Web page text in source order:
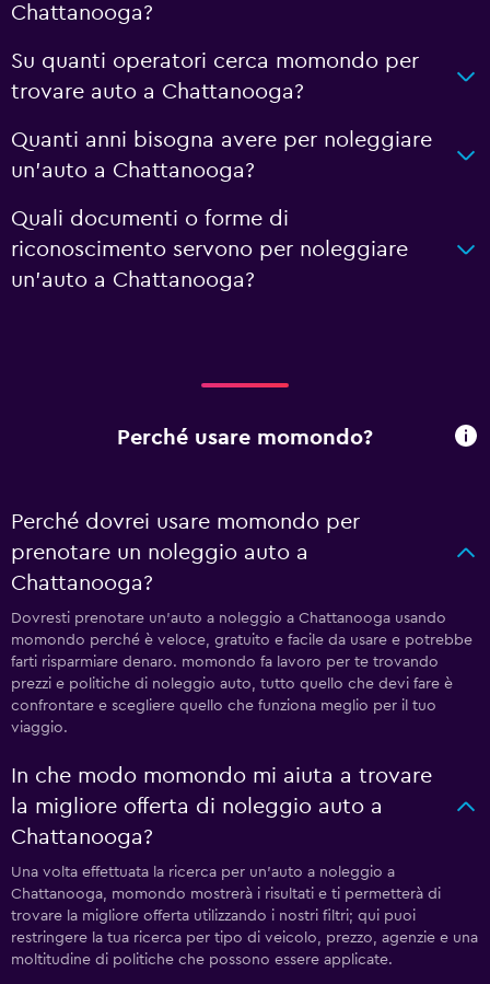
Chattanooga?
Su quanti operatori cerca momondo per
trovare auto a Chattanooga?
Quanti anni bisogna avere per noleggiare
un'auto a Chattanooga?
Quali documenti o forme di
riconoscimento servono per noleggiare
un'auto a Chattanooga?
Perché usare momondo?
Perché dovrei usare momondo per
prenotare un noleggio auto a
Chattanooga?
Dovresti prenotare un'auto a noleggio a Chattanooga usando
momondo perché è veloce, gratuito e facile da usare e potrebbe
farti risparmiare denaro. momondo fa lavoro per te trovando
prezzi e politiche di noleggio auto, tutto quello che devi fare è
confrontare e scegliere quello che funziona meglio per il tuo
viaggio.
In che modo momondo mi aiuta a trovare
la migliore offerta di noleggio auto a
Chattanooga?
Una volta effettuata la ricerca per un'auto a noleggio a
Chattanooga, momondo mostrerà i risultati e ti permetterà di
trovare la migliore offerta utilizzando i nostri filtri; qui puoi
restringere la tua ricerca per tipo di veicolo, prezzo, agenzie e una
moltitudine di politiche che possono essere applicate.